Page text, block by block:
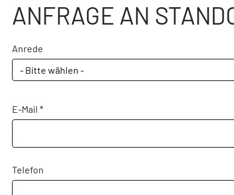
ANFRAGE AN
Anrede
- Bitte wählen -
E-Mail *
Telefon